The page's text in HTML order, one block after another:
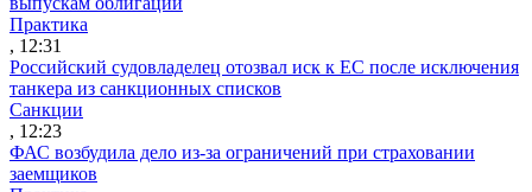
Практика
, 12:31
Российский судовладелец отозвал иск к ЕС после исключения
танкера из санкционных списков
Санкции
, 12:23
ФАС возбудила дело из-за ограничений при страховании
заемщиков